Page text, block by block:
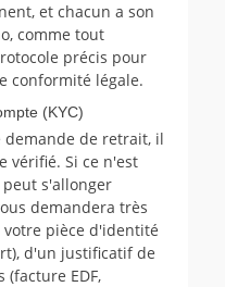
et chacun a son
comme tout
précis pour
conformité légale.
(KYC)
de retrait, il
vérifié. Si ce n'est
s'allonger
demandera très
pièce d'identité
d'un justificatif de
EDF,